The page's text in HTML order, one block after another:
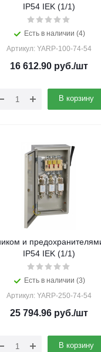
IP54 IEK (1/1)
Есть в наличии (4)
Артикул: YARP-100-74-54
16 612.90руб./шт
В корзину
и
IP54 IEK (1/1)
Есть в наличии (3)
Артикул: YARP-250-74-54
25 794.96руб./шт
В корзину